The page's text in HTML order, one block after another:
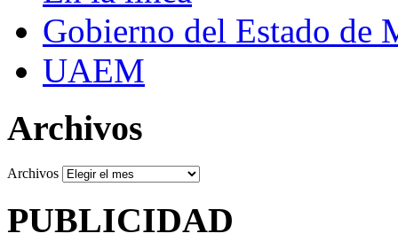
Gobierno del Estado de
UAEM
Archivos
Archivos
PUBLICIDAD